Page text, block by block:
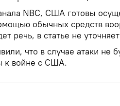
NBC, США готовы
обычных средств
речь, в статье не
что в случае атаки не
к войне с США.